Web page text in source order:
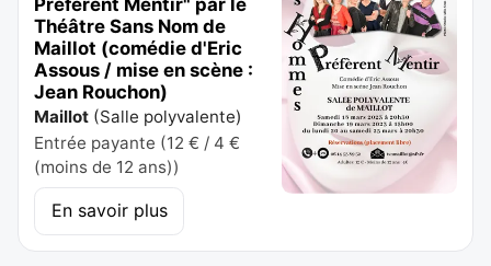
Théâtre Sans Nom de
Maillot (comédie d'Eric
Assous / mise en scène :
Jean Rouchon)
Maillot (Salle polyvalente)
Entrée payante (12 € / 4 €
(moins de 12 ans))
En savoir plus